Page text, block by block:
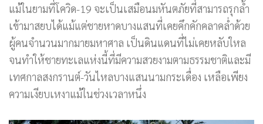
แม้ในยามที่โควิด-19 จะเป็นเสมือนมหันตภัยที่สามารถรุกล้ำ
เข้ามาสยบได้แม้แต่ชายหาดบางแสนที่เคยคึกคักคลาคล่ำด้วย
ผู้คนจำนวนมากมายมหาศาล เป็นดินแดนที่ไม่เคยหลับใหล
จนทำให้ชายทะเลแห่งนี้ที่มีความสวยงามตามธรรมชาติและมี
เทศกาลสงกรานต์-วันไหลบางแสนนามกระเดื่อง เหลือเพียง
ความเงียบเหงาแม้ในช่วงเวลาหนึ่ง